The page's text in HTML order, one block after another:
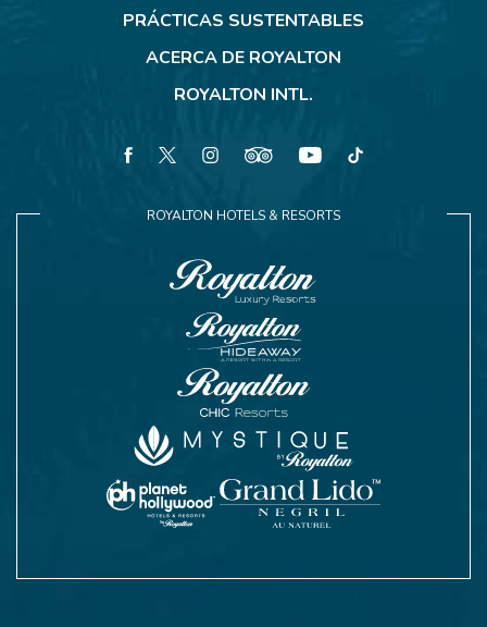
PRÁCTICAS SUSTENTABLES
ACERCA DE ROYALTON
ROYALTON INTL.
ROYALTON HOTELS & RESORTS